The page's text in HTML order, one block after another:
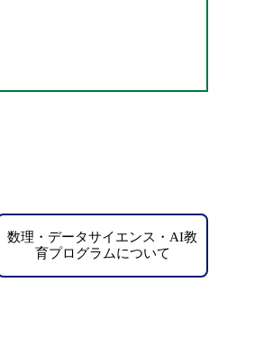
数理・データサイエンス・AI教
育プログラムについて